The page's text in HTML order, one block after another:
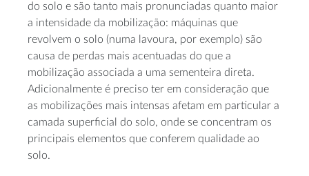
do solo e são tanto mais pronunciadas quanto maior
a intensidade da mobilização: máquinas que
revolvem o solo (numa lavoura, por exemplo) são
causa de perdas mais acentuadas do que a
mobilização associada a uma sementeira direta.
Adicionalmente é preciso ter em consideração que
as mobilizações mais intensas afetam em particular a
camada superficial do solo, onde se concentram os
principais elementos que conferem qualidade ao
solo.